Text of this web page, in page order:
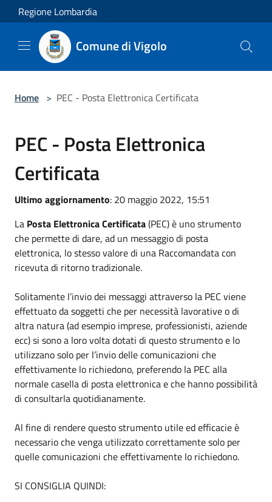
Salta al contenuto principale
Regione Lombardia
Comune di Vigolo
Home > PEC - Posta Elettronica Certificata
PEC - Posta Elettronica
Certificata
Ultimo aggiornamento: 20 maggio 2022, 15:51
La Posta Elettronica Certificata(PEC) è uno strumento
che permette di dare, ad un messaggio di posta
elettronica, lo stesso valore di una Raccomandata con
ricevuta di ritorno tradizionale.
Solitamente l’invio dei messaggi attraverso la PEC viene
effettuato da soggetti che per necessità lavorative o di
altra natura (ad esempio imprese, professionisti, aziende
ecc) si sono a loro volta dotati di questo strumento e lo
utilizzano solo per l’invio delle comunicazioni che
effettivamente lo richiedono, preferendo la PEC alla
normale casella di posta elettronica e che hanno possibilità
di consultarla quotidianamente.
Al fine di rendere questo strumento utile ed efficacie è
necessario che venga utilizzato correttamente solo per
quelle comunicazioni che effettivamente lo richiedono.
SI CONSIGLIA QUINDI: